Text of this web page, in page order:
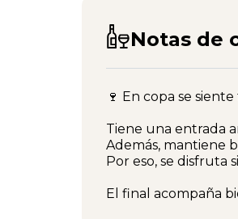
Notas de
🍷 En copa se
Tiene una entrada
Además, mantiene
Por eso, se disfruta
El final acompaña